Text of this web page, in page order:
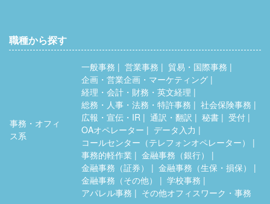
職種から探す
事務・オフィ
ス系
一般事務 営業事務
貿易・国際事務
企画・営業企画・マーケティング
経理・会計・財務・英文経理
総務・人事・法務・特許事務
社会保険事務
広報・宣伝・IR
通訳・翻訳 秘書
受付
OAオペレーター
データ入力
コールセンター（テレフォンオペレーター）
事務的軽作業
金融事務（銀行）
金融事務（証券）
金融事務（生保・損保）
金融事務（その他）
学校事務
アパレル事務
その他オフィスワーク・事務